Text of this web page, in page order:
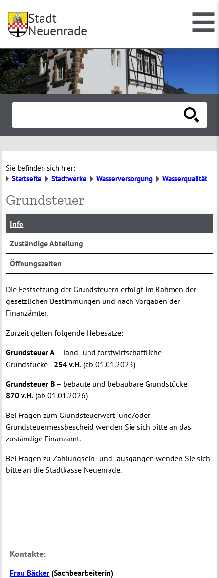
Stadt
Neuenrade
Sie befinden sich hier:
Startseite
Stadtwerke Wasserversorgung Wasserqualität
Grundsteuer
Info
Zuständige Abteilung
Öffnungszeiten
Die Festsetzung der Grundsteuern erfolgt im Rahmen der
gesetzlichen Bestimmungen und nach Vorgaben der
Finanzämter.
Zurzeit gelten folgende Hebesätze:
Grundsteuer A – land- und forstwirtschaftliche
Grundstücke
254 v.H. (ab 01.01.2023)
Grundsteuer B – bebaute und bebaubare Grundstücke
870 v.H. (ab 01.01.2026)
Bei Fragen zum Grundsteuerwert- und/oder
Grundsteuermessbescheid wenden Sie sich bitte an das
zuständige Finanzamt.
Bei Fragen zu Zahlungsein- und -ausgängen wenden Sie sich
bitte an die Stadtkasse Neuenrade.
Kontakte:
Frau Bäcker (Sachbearbeiterin)